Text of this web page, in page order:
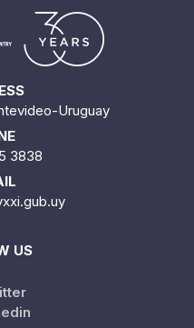
Uruguay
3838
US